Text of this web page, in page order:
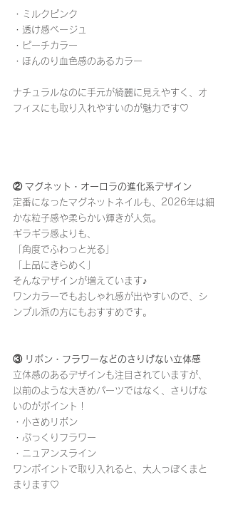
・ミルクピンク
・透け感ベージュ
・ピーチカラー
・ほんのり血色感のあるカラー
ナチュラルなのに手元が綺麗に見えやすく、オ
フィスにも取り入れやすいのが魅力です♡
② マグネット・オーロラの進化系デザイン
定番になったマグネットネイルも、2026年は細
かな粒子感や柔らかい輝きが人気。
ギラギラ感よりも、
「角度でふわっと光る」
「上品にきらめく」
そんなデザインが増えています♪
ワンカラーでもおしゃれ感が出やすいので、シ
ンプル派の方にもおすすめです。
③ リボン・フラワーなどのさりげない立体感
立体感のあるデザインも注目されていますが、
以前のような大きめパーツではなく、さりげな
いのがポイント！
・小さめリボン
・ぷっくりフラワー
・ニュアンスライン
ワンポイントで取り入れると、大人っぽくまと
まります♡